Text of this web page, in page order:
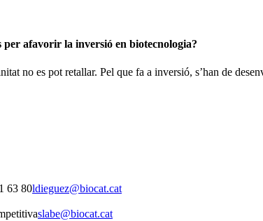
per afavorir la inversió en biotecnologia?
no es pot retallar. Pel que fa a inversió, s’han de
63 80ldieguez@biocat.cat
slabe@biocat.cat